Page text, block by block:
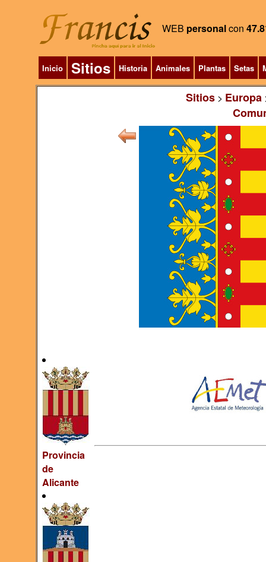
WEB personalcon
Inicio Sitios Historia Animales Plantas Setas
Sitios > Europa
Provincia
de
Alicante